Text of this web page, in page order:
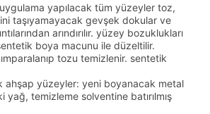
yapılacak tüm yüzeyler toz,
taşıyamayacak gevşek dokular ve
arındırılır. yüzey bozuklukları
boya macunu ile düzeltilir.
tozu temizlenir. sentetik
ahşap yüzeyler: yeni boyanacak metal
temizleme solventine batırılmış